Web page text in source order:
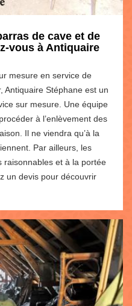
de cave et de
vous à Antiquaire
mesure en service de
Antiquaire Stéphane est un
sur mesure. Une équipe
à l’enlèvement des
Il ne viendra qu’à la
Par ailleurs, les
raisonnables et à la portée
un devis pour découvrir